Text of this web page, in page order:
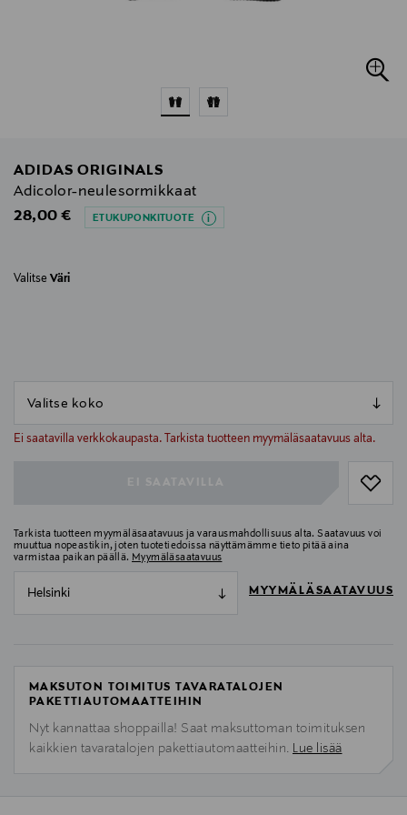
ADIDAS ORIGINALS
Adicolor-neulesormikkaat
Original Price
28,00 € ETUKUPONKITUOTE
Valitse Väri
Ei saatavilla verkkokaupasta. Tarkista tuotteen myymäläsaatavuus alta.
null
Tarkista tuotteen myymäläsaatavuus ja varausmahdollisuus alta. Saatavuus voi
muuttua nopeastikin, joten tuotetiedoissa näyttämämme tieto pitää aina
varmistaa paikan päällä. Myymäläsaatavuus
Helsinki MYYMÄLÄSAATAVUUS
MAKSUTON TOIMITUS TAVARATALOJEN
PAKETTIAUTOMAATTEIHIN
Nyt kannattaa shoppailla! Saat maksuttoman toimituksen
kaikkien tavaratalojen pakettiautomaatteihin. Lue lisää